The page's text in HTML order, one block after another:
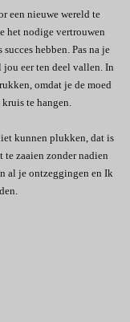
een nieuwe wereld te
het nodige vertrouwen
hebben. Pas na je
jou eer ten deel vallen. In
omdat je de moed
te hangen.
kunnen plukken, dat is
te zaaien zonder nadien
al je ontzeggingen en Ik